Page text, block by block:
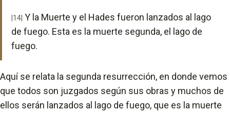
|14| Y la Muerte y el Hades fueron lanzados al lago
de fuego. Esta es la muerte segunda, el lago de
fuego.
Aquí se relata la segunda resurrección, en donde vemos
que todos son juzgados según sus obras y muchos de
ellos serán lanzados al lago de fuego, que es la muerte